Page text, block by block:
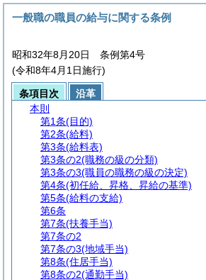
一般職の職員の給与に関する条例
昭和32年8月20日 条例第4号
(令和8年4月1日施行)
条項目次
沿革
本則
第1条(目的)
第2条(給料)
第3条(給料表)
第3条の2(職務の級の分類)
第3条の3(職員の職務の級の決定)
第4条(初任給、昇格、昇給の基準)
第5条(給料の支給)
第6条
第7条(扶養手当)
第7条の2
第7条の3(地域手当)
第8条(住居手当)
第8条の2(通勤手当)